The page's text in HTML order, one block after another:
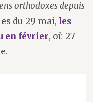
orthodoxes depuis
du 29 mai, les
en février, où 27